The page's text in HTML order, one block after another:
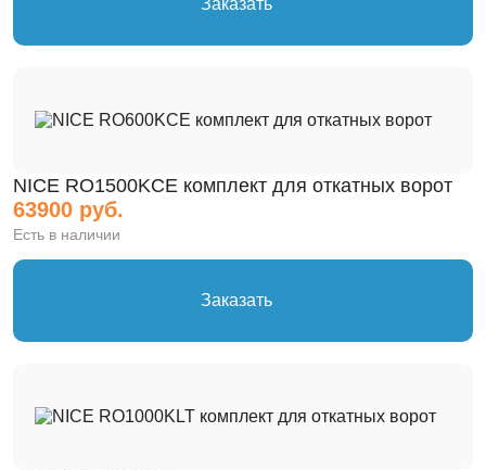
Заказать
NICE RO1500KCE комплект для откатных ворот
63900 руб.
Есть в наличии
Заказать